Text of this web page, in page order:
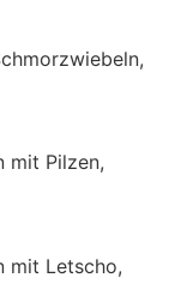
mit Pilzen,
mit Letscho,